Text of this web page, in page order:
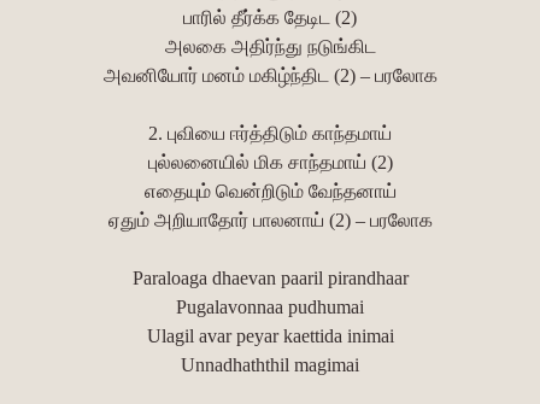
பாரில் தீர்க்க தேடிட (2)
அலகை அதிர்ந்து நடுங்கிட
அவனியோர் மனம் மகிழ்ந்திட (2) – பரலோக
2. புவியை ஈர்த்திடும் காந்தமாய்
புல்லனையில் மிக சாந்தமாய் (2)
எதையும் வென்றிடும் வேந்தனாய்
ஏதும் அறியாதோர் பாலனாய் (2) – பரலோக
Paraloaga dhaevan paaril pirandhaar
Pugalavonnaa pudhumai
Ulagil avar peyar kaettida inimai
Unnadhaththil magimai